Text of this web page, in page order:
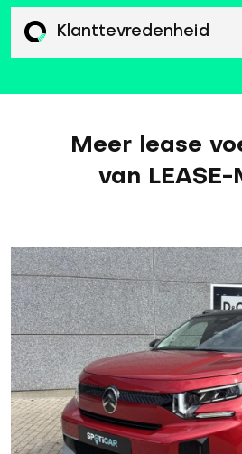
Klanttevredenheid
Meer lease
van LEASE-